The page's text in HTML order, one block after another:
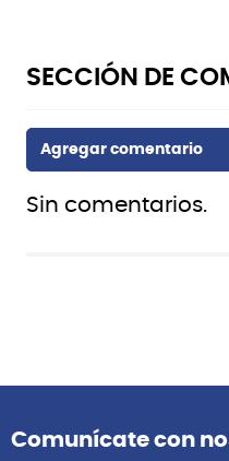
Sin comentarios.
Comunícate con